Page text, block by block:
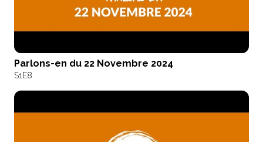
Parlons-en du 22 Novembre 2024
S1E8